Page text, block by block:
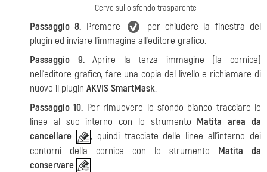
Cervo sullo sfondo trasparente
Passaggio 8. Premere
per chiudere la finestra del
plugin ed inviare l’immagine all’editore grafico.
Passaggio 9.Aprire la terza immagine (la cornice)
nell’editore grafico, fare una copia del livello e richiamare di
nuovo il plugin AKVIS SmartMask.
Passaggio 10. Per rimuovere lo sfondo bianco tracciare le
linee al suo interno con lo strumento Matita area da
cancellare
, quindi tracciate delle linee all’interno dei
contorni della cornice con lo strumento Matita da
conservare
.